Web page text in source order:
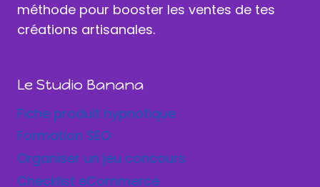
méthode pour booster les ventes de tes
créations artisanales.
Le Studio Banana
Fiche produit hypnotique
Formation SEO
Organiser un jeu concours
Checklist eCommerce